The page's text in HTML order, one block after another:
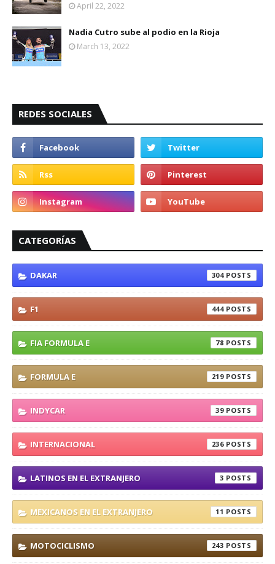
April 22, 2022
Nadia Cutro sube al podio en la Rioja
March 13, 2022
REDES SOCIALES
CATEGORÍAS
DAKAR 304
F1 444
FIA FORMULA E 78
FORMULA E 219
INDYCAR 39
INTERNACIONAL 236
LATINOS EN EL EXTRANJERO 3
MEXICANOS EN EL EXTRANJERO 11
MOTOCICLISMO 243